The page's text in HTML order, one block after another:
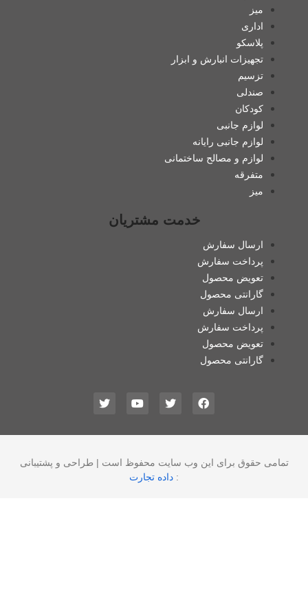
میز
اداری
پلاسکو
تجهیزات انبارش و ابزار
تزسیم
صندلی
کودکان
لوازم جانبی
لوازم جانبی رایانه
لوازم و مصالح ساختمانی
متفرقه
میز
خدمت مشتریان
ارسال سفارش
پرداخت سفارش
تعویض محصول
گارانتی محصول
ارسال سفارش
پرداخت سفارش
تعویض محصول
گارانتی محصول
تمامی حقوق برای این وب سایت محفوظ است | طراحی و پشتیبانی
داده تجارت